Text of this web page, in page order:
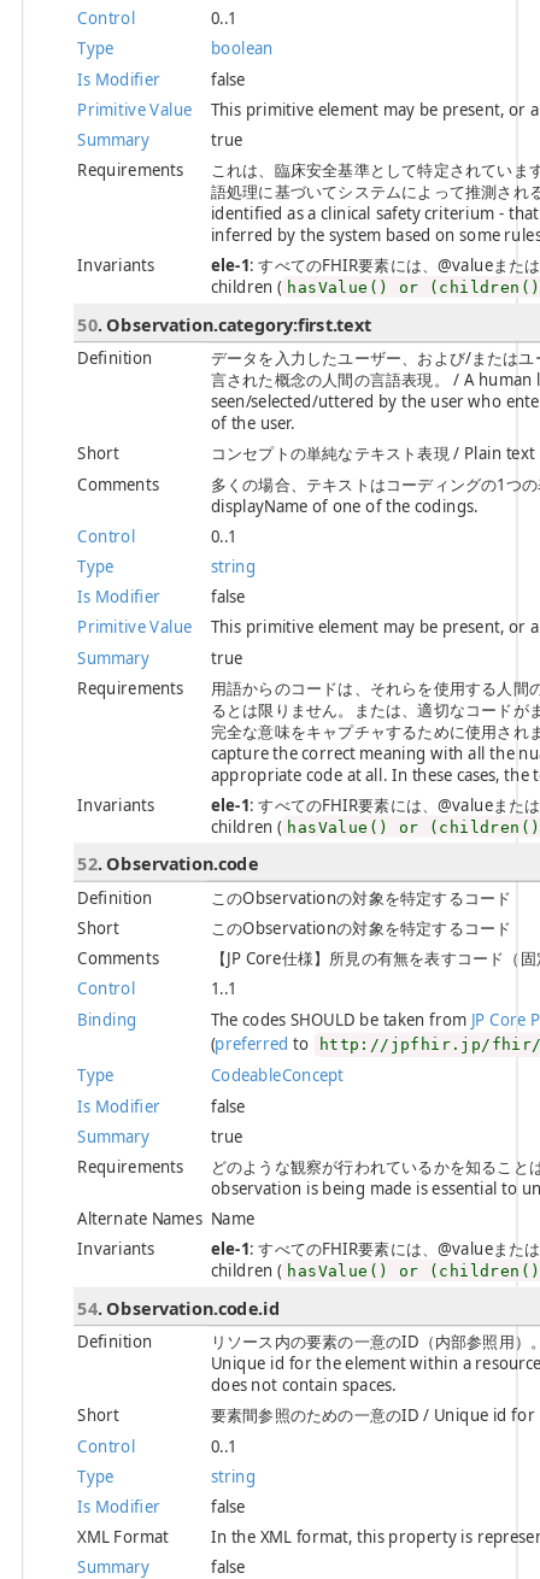
Control
0..1
Type
boolean
Is Modifier
false
Primitive Value
This primitive element may be present, or
Summary
true
Requirements
これは、臨床安全基準として特定されてい
語処理に基づいてシステムによって推測さ
identified as a clinical safety criterium -
inferred by the system based on some
Invariants
ele-1: すべてのFHIR要素には、@valueま
children ( hasValue() or
50. Observation.category:first.text
Definition
データを入力したユーザー、および/または
言された概念の人間の言語表現。 / A
seen/selected/uttered by the user who
of the user.
Short
コンセプトの単純なテキスト表現 / Plain
Comments
多くの場合、テキストはコーディングの1
displayName of one of the codings.
Control
0..1
Type
string
Is Modifier
false
Primitive Value
This primitive element may be present, or
Summary
true
Requirements
用語からのコードは、それらを使用する人
るとは限りません。または、適切なコード
完全な意味をキャプチャするために使用さ
capture the correct meaning with all the
appropriate code at all. In these cases,
Invariants
ele-1: すべてのFHIR要素には、@valueま
children ( hasValue() or
52. Observation.code
Definition
このObservationの対象を特定するコード
Short
このObservationの対象を特定するコード
Comments
【JP Core仕様】所見の有無を表すコード（
Control
1..1
Binding
The codes SHOULD be taken from JP Core
(preferred to http://jpfhir.jp/fhir/
Type
CodeableConcept
Is Modifier
false
Summary
true
Requirements
どのような観察が行われているかを知るこ
observation is being made is essential to
Alternate Names Name
Invariants
ele-1: すべてのFHIR要素には、@valueま
children ( hasValue() or
54. Observation.code.id
Definition
リソース内の要素の一意のID（内部参照用
Unique id for the element within a
does not contain spaces.
Short
要素間参照のための一意のID / Unique id
Control
0..1
Type
string
Is Modifier
false
XML Format
In the XML format, this property is
Summary
false